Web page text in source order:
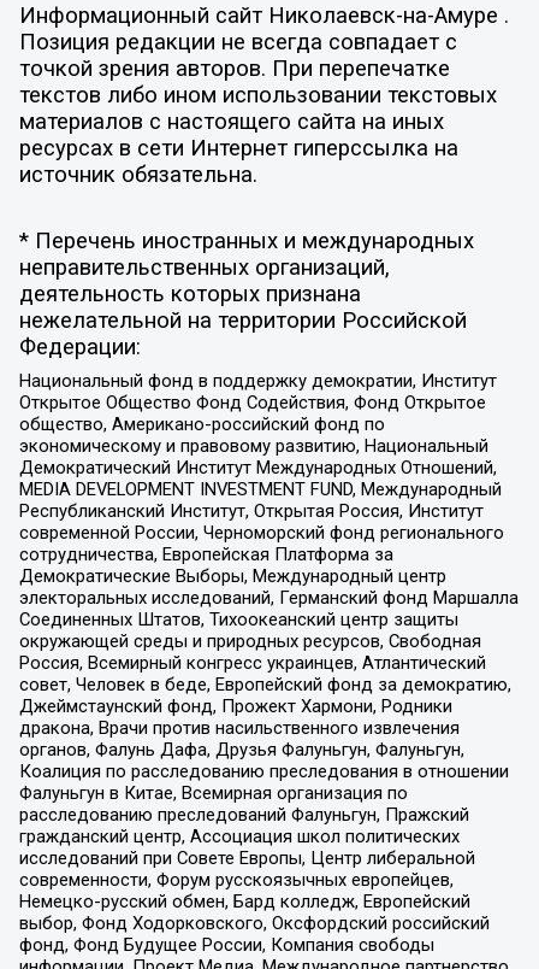
Информационный сайт Николаевск-на-Амуре .
Позиция редакции не всегда совпадает с
точкой зрения авторов. При перепечатке
текстов либо ином использовании текстовых
материалов с настоящего сайта на иных
ресурсах в сети Интернет гиперссылка на
источник обязательна.
* Перечень иностранных и международных
неправительственных организаций,
деятельность которых признана
нежелательной на территории Российской
Федерации:
Национальный фонд в поддержку демократии, Институт
Открытое Общество Фонд Содействия, Фонд Открытое
общество, Американо-российский фонд по
экономическому и правовому развитию, Национальный
Демократический Институт Международных Отношений,
MEDIA DEVELOPMENT INVESTMENT FUND, Международный
Республиканский Институт, Открытая Россия, Институт
современной России, Черноморский фонд регионального
сотрудничества, Европейская Платформа за
Демократические Выборы, Международный центр
электоральных исследований, Германский фонд Маршалла
Соединенных Штатов, Тихоокеанский центр защиты
окружающей среды и природных ресурсов, Свободная
Россия, Всемирный конгресс украинцев, Атлантический
совет, Человек в беде, Европейский фонд за демократию,
Джеймстаунский фонд, Прожект Хармони, Родники
дракона, Врачи против насильственного извлечения
органов, Фалунь Дафа, Друзья Фалуньгун, Фалуньгун,
Коалиция по расследованию преследования в отношении
Фалуньгун в Китае, Всемирная организация по
расследованию преследований Фалуньгун, Пражский
гражданский центр, Ассоциация школ политических
исследований при Совете Европы, Центр либеральной
современности, Форум русскоязычных европейцев,
Немецко-русский обмен, Бард колледж, Европейский
выбор, Фонд Ходорковского, Оксфордский российский
фонд, Фонд Будущее России, Компания свободы